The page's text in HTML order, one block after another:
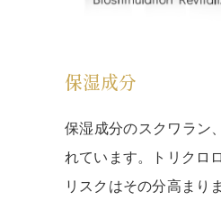
保湿成分
保湿成分のスクワラン
れています。トリクロ
リスクはその分高まり